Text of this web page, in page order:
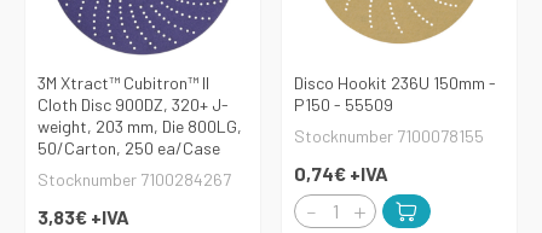
3M Xtract™ Cubitron™ II
Cloth Disc 900DZ, 320+ J-
weight, 203 mm, Die 800LG,
50/Carton, 250 ea/Case
Stocknumber 7100284267
3,83€ +IVA
Disco Hookit 236U 150mm -
P150 - 55509
Stocknumber 7100078155
0,74€ +IVA